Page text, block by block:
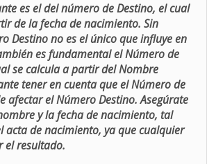
es el del número de Destino, el cual
de la fecha de nacimiento. Sin
Destino no es el único que influye en
es fundamental el Número de
se calcula a partir del Nombre
tener en cuenta que el Número de
afectar el Número Destino. Asegúrate
y la fecha de nacimiento, tal
acta de nacimiento, ya que cualquier
el resultado.